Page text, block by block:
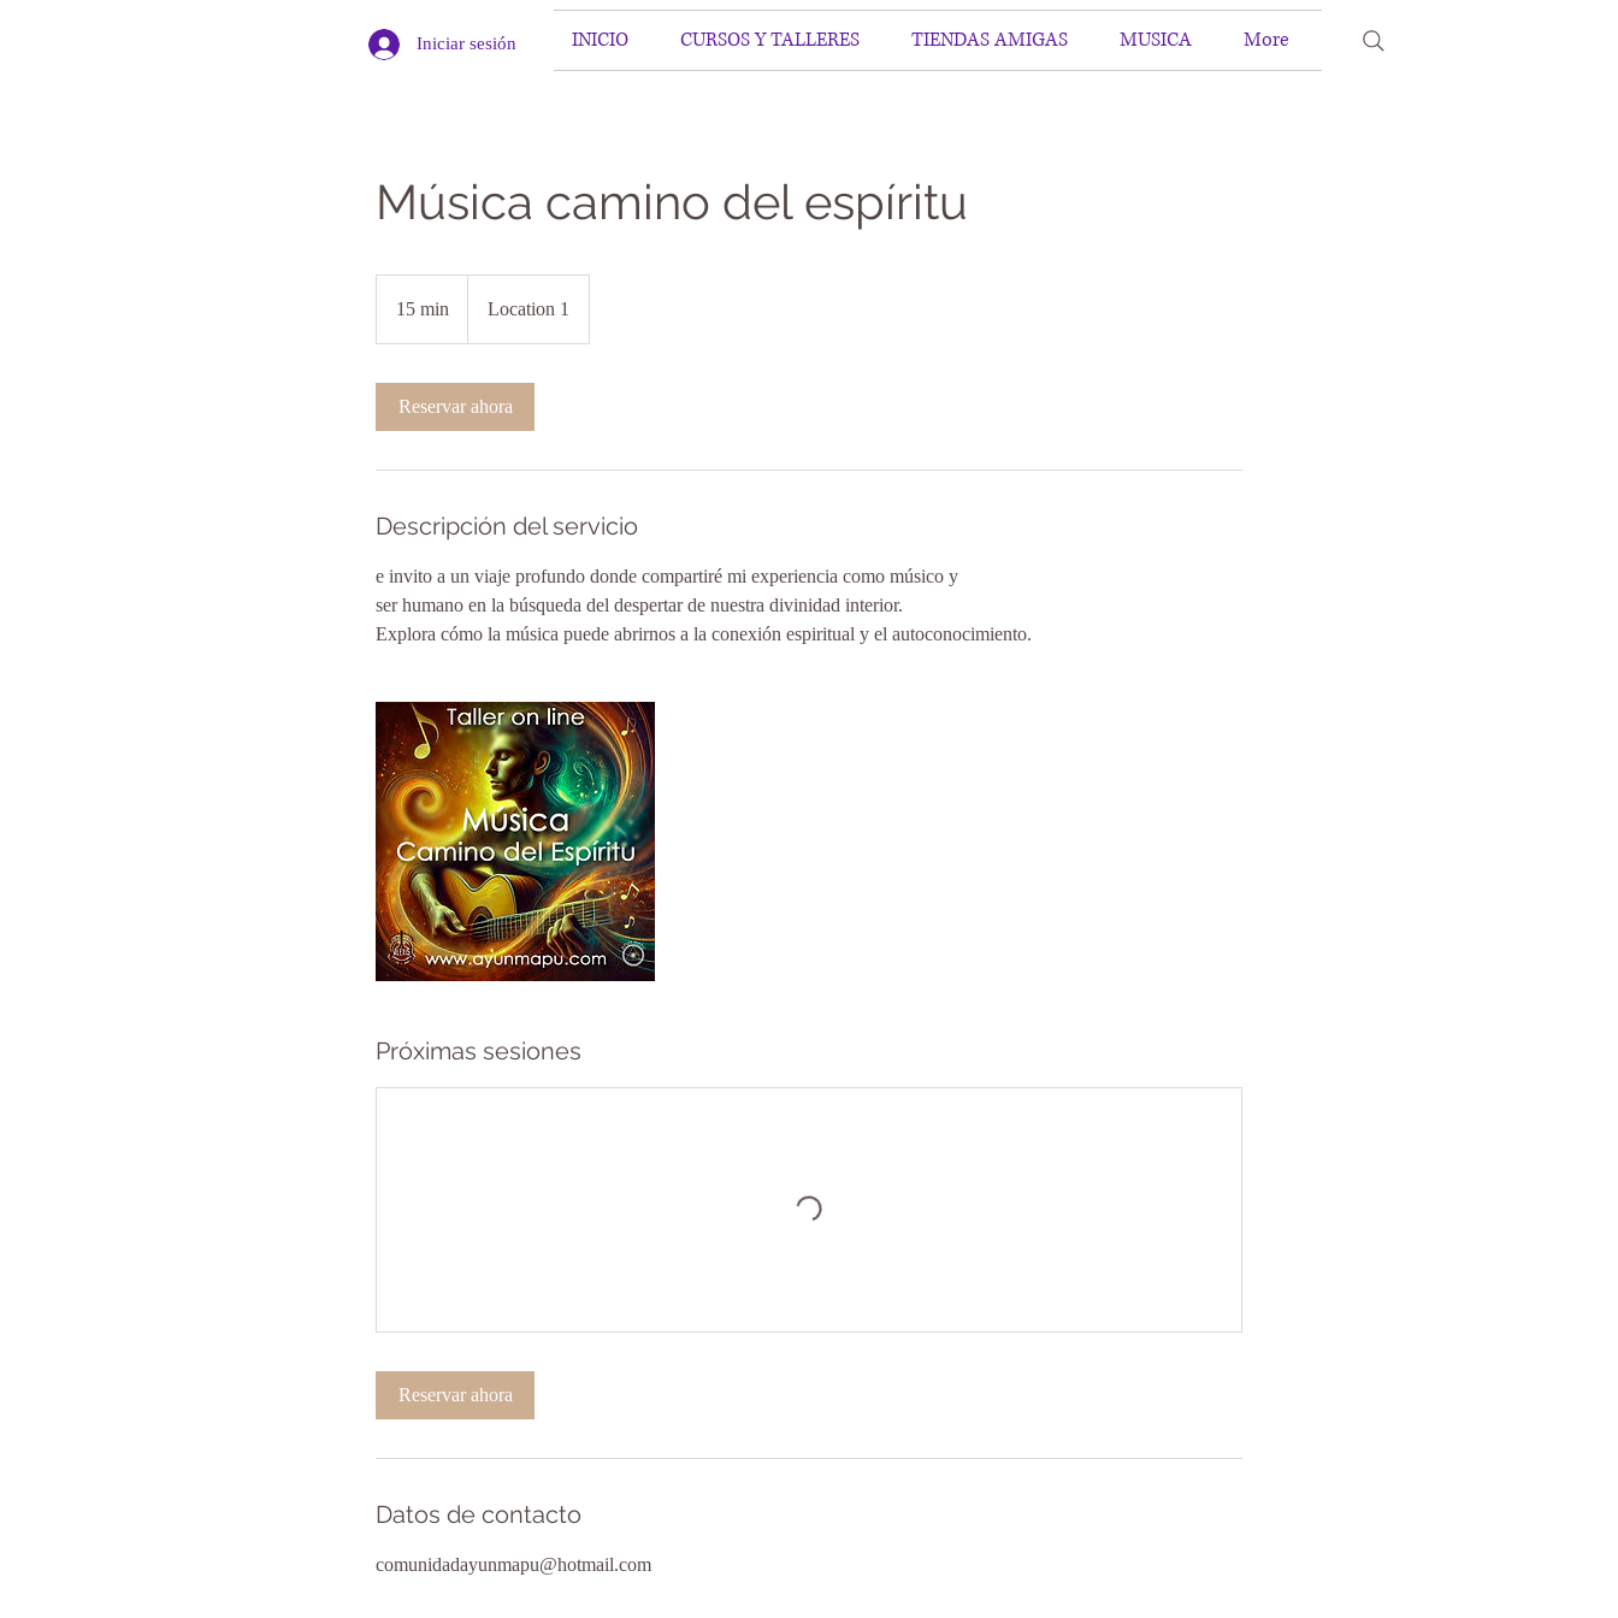
Iniciar sesión INICIO CURSOS Y TALLERES TIENDAS AMIGAS MUSICA More
Música camino del espíritu
15 min Location 1
Reservar ahora
Descripción del servicio
e invito a un viaje profundo donde compartiré mi experiencia como músico y
ser humano en la búsqueda del despertar de nuestra divinidad interior.
Explora cómo la música puede abrirnos a la conexión espiritual y el autoconocimiento.
Próximas sesiones
Reservar ahora
Datos de contacto
comunidadayunmapu@hotmail.com